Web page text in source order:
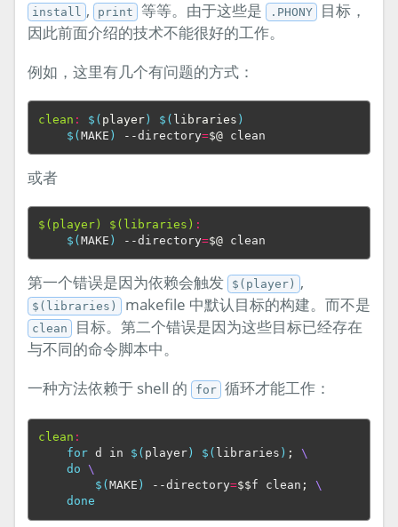
install , print 等等。由于这些是 .PHONY
目标，
因此前面介绍的技术不能很好的工作。
例如，这里有几个有问题的方式：
clean : $( player) $( libraries )
$(MAKE ) --directory=$@
或者
$(player) $(libraries) :
$(MAKE ) --directory=$@
第一个错误是因为依赖会触发 $(player) ,
$(libraries) makefile 中默认目标的构建。而不是
clean
目标。第二个错误是因为这些目标已经存在
与不同的命令脚本中。
一种方法依赖于 shell 的
for 循环才能工作：
clean :
for d in $( player ) $( libraries ) ;
\
do
\
$(MAKE ) --directory=$$f clean ;
\
done